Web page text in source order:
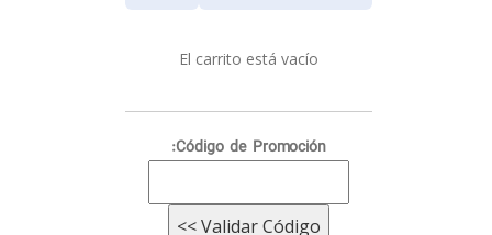
El carrito está vacío
Código de Promoción: